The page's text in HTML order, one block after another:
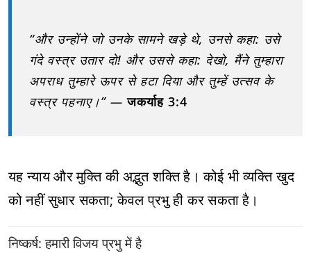
“और उन्होंने जो उनके सामने खड़े थे, उनसे कहा: उसे
गंदे वस्त्र उतार दो! और उससे कहा: देखो, मैंने तुम्हारा
अपराध तुम्हारे ऊपर से हटा दिया और तुम्हें उत्सव के
वस्त्र पहनाए।” —जकर्याह 3:4
यह न्याय और मुक्ति की अद्भुत शक्ति है। कोई भी व्यक्ति खुद
को नहीं सुधार सकता; केवल प्रभु ही कर सकता है।
निष्कर्ष: हमारी विजय प्रभु में है